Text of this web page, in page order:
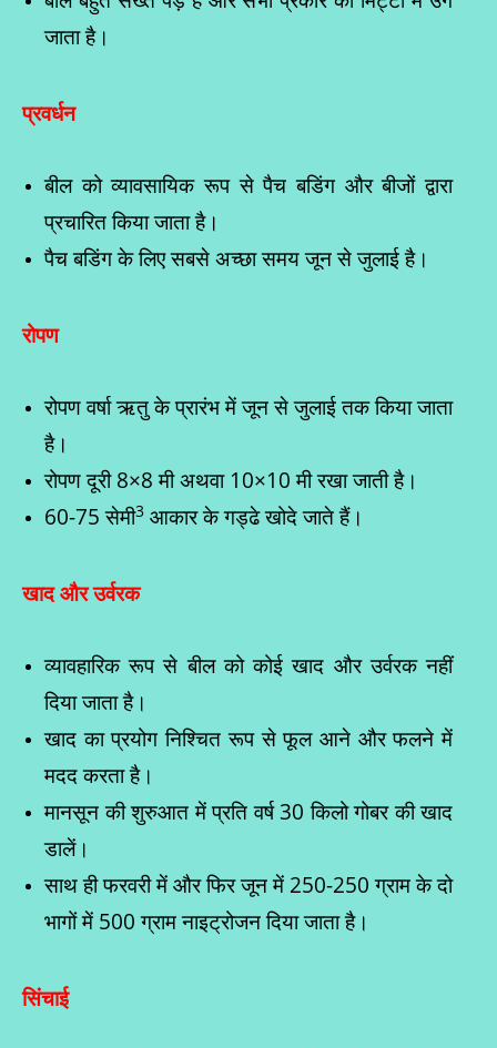
जाता है।
प्रवर्धन
बील को व्यावसायिक रूप से पैच बडिंग और बीजों द्वारा
प्रचारित किया जाता है।
पैच बडिंग के लिए सबसे अच्छा समय जून से जुलाई है।
रोपण
रोपण वर्षा ऋतु के प्रारंभ में जून से जुलाई तक किया जाता
है।
रोपण दूरी 8×8 मी अथवा 10×10 मी रखा जाती है।
60-75 सेमी3 आकार के गड्ढे खोदे जाते हैं।
खाद और उर्वरक
व्यावहारिक रूप से बील को कोई खाद और उर्वरक नहीं
दिया जाता है।
खाद का प्रयोग निश्चित रूप से फूल आने और फलने में
मदद करता है।
मानसून की शुरुआत में प्रति वर्ष 30 किलो गोबर की खाद
डालें।
साथ ही फरवरी में और फिर जून में 250-250 ग्राम के दो
भागों में 500 ग्राम नाइट्रोजन दिया जाता है।
सिंचाई